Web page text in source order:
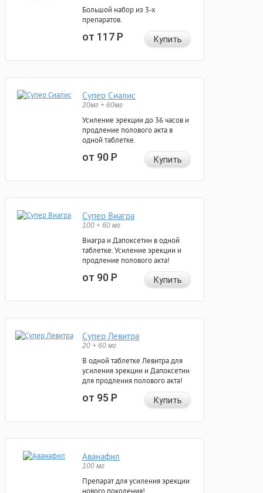
Большой набор из 3-х
препаратов.
от 117Р Купить
Супер Сиалис
20мг + 60мг
Усиление эрекции до 36 часов и
продление полового акта в
одной таблетке.
от 90Р Купить
Супер Виагра
100 + 60 мг
Виагра и Дапоксетин в одной
таблетке. Усиление эрекции и
продление полового акта!
от 90Р Купить
Супер Левитра
20 + 60 мг
В одной таблетке Левитра для
усиления эрекции и Дапоксетин
для продления полового акта!
от 95Р Купить
Аванафил
100 мг
Препарат для усиления эрекции